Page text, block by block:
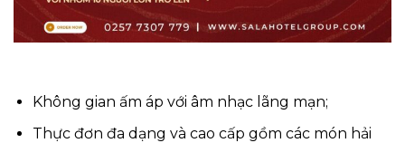
Không gian ấm áp với âm nhạc lãng mạn;
Thực đơn đa dạng và cao cấp gồm các món hải